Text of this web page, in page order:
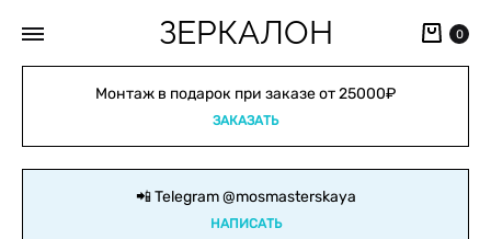
ЗЕРКАЛОН 0
Монтаж в подарок при заказе от 25000₽
ЗАКАЗАТЬ
📲 Telegram@mosmasterskaya
НАПИСАТЬ